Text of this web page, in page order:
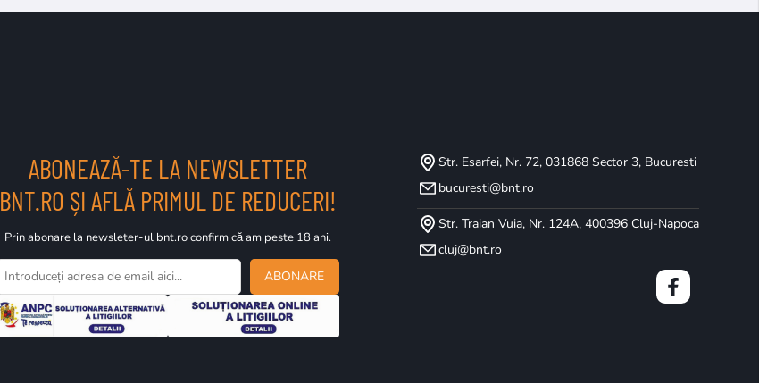
ABONEAZĂ-TE LA NEWSLETTER
BNT.RO ȘI AFLĂ PRIMUL DE REDUCERI!
Prin abonare la newsleter-ul bnt.ro confirm că am peste 18 ani.
ABONARE
Str. Esarfei, Nr. 72, 031868 Sector 3, Bucuresti
bucuresti@bnt.ro
Str. Traian Vuia, Nr. 124A, 400396 Cluj-Napoca
cluj@bnt.ro